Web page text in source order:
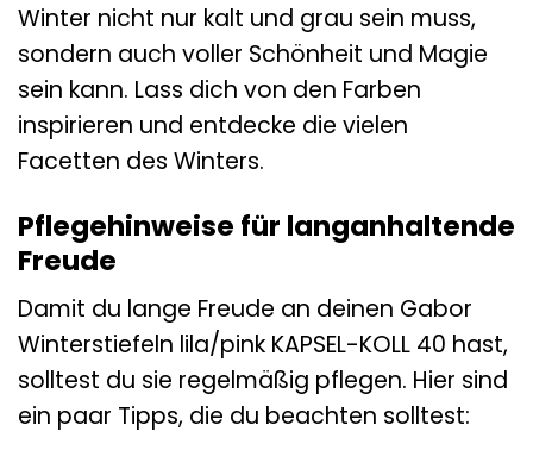
Winter nicht nur kalt und grau sein muss,
sondern auch voller Schönheit und Magie
sein kann. Lass dich von den Farben
inspirieren und entdecke die vielen
Facetten des Winters.
Pflegehinweise für langanhaltende
Freude
Damit du lange Freude an deinen Gabor
Winterstiefeln lila/pink KAPSEL-KOLL 40 hast,
solltest du sie regelmäßig pflegen. Hier sind
ein paar Tipps, die du beachten solltest: